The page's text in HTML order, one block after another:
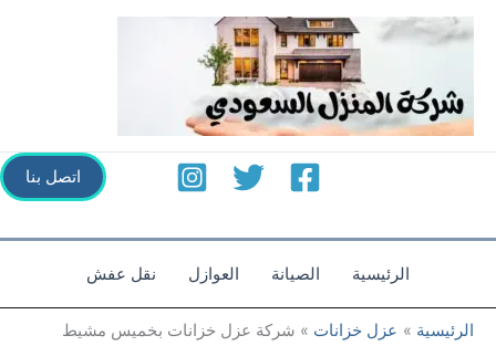
تخطي
إلى
اتصل بنا
الرئيسية الصيانة العوازل نقل عفش
الرئيسية عزل خزانات شركة عزل خزانات بخميس مشيط